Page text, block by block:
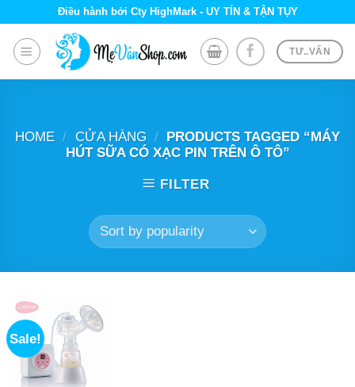
content
Điều hành bởi Cty HighMark - UY TÍN & TẬN TỤY
TƯ..VẤN
HOME / CỬA HÀNG / PRODUCTS TAGGED “MÁY
HÚT SỮA CÓ XẠC PIN TRÊN Ô TÔ”
FILTER
Sale!